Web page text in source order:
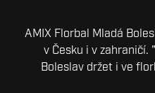
AMIX Florbal Mladá
v Česku i v zahraničí.
Boleslav držet i ve